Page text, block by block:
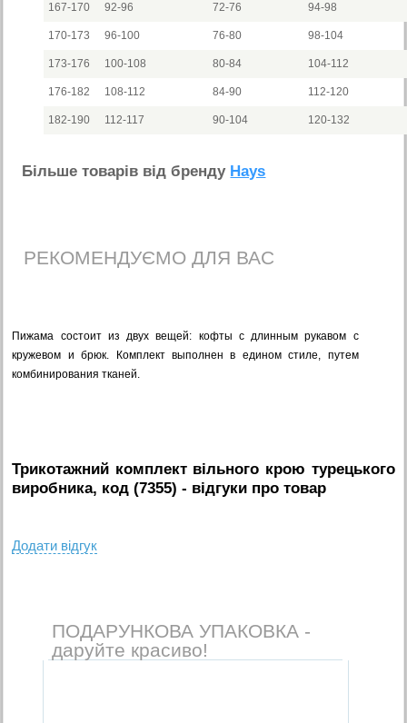
167-170 92-96 72-76 94-98
170-173 96-100 76-80 98-104
173-176 100-108 80-84 104-112
176-182 108-112 84-90 112-120
182-190 112-117 90-104 120-132
Бiльше товарiв вiд бренду Hays
РЕКОМЕНДУЄМО ДЛЯ ВАС
Пижама состоит из двух вещей: кофты с длинным рукавом с
кружевом и брюк. Комплект выполнен в едином стиле, путем
комбинирования тканей.
Трикотажний комплект вільного крою турецького
виробника, код (7355) - вiдгуки про товар
Додати вiдгук
ПОДАРУНКОВА УПАКОВКА -
даруйте красиво!